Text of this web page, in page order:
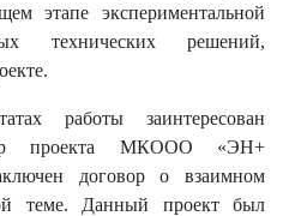
этапе экспериментальной
технических решений,
работы заинтересован
проекта МКООО «ЭН+
договор о взаимном
теме. Данный проект был